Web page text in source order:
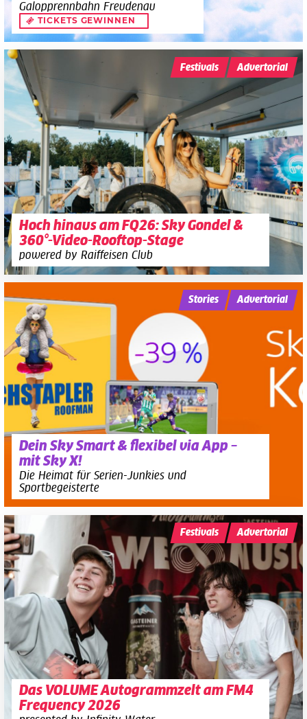
Galopprennbahn Freudenau
TICKETS GEWINNEN
Hoch hinaus am FQ26: Sky Gondel &
360°-Video-Rooftop-Stage
powered by Raiffeisen Club
Festivals Advertorial
Dein Sky Smart & flexibel via App –
mit Sky X!
Die Heimat für Serien-Junkies und
Sportbegeisterte
Stories Advertorial
Das VOLUME Autogrammzelt am FM4
Frequency 2026
Festivals Advertorial